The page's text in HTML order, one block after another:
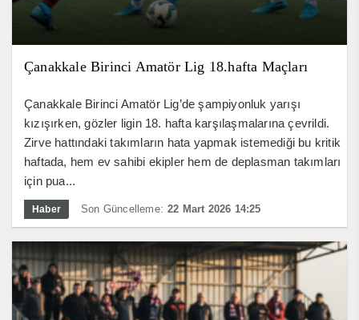
Çanakkale Birinci Amatör Lig 18.hafta Maçları
Çanakkale Birinci Amatör Lig’de şampiyonluk yarışı
kızışırken, gözler ligin 18. hafta karşılaşmalarına çevrildi.
Zirve hattındaki takımların hata yapmak istemediği bu kritik
haftada, hem ev sahibi ekipler hem de deplasman takımları
için pua...
Haber Son Güncelleme: 22 Mart 2026 14:25